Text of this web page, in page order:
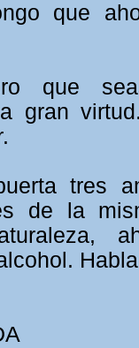
que
que
gran
tres
de la